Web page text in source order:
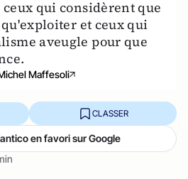
qui considèrent que
et ceux qui
aveugle pour que
Maffesoli
CLASSER
en favori sur Google